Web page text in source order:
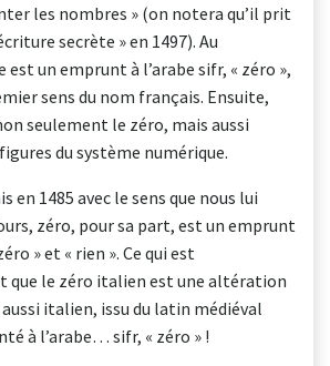
les nombres » (on notera qu’il prit
secrète » en 1497). Au
un emprunt à l’arabe sifr, « zéro »,
sens du nom français. Ensuite,
seulement le zéro, mais aussi
du système numérique.
en 1485 avec le sens que nous lui
zéro, pour sa part, est un emprunt
» et « rien ». Ce qui est
que le zéro italien est une altération
italien, issu du latin médiéval
à l’arabe… sifr, « zéro » !